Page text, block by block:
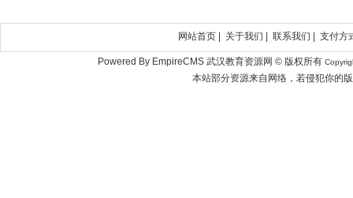
网站首页 关于我们 联系我们 支付方
Powered By EmpireCMS 武汉教育资源网 © 版权所有
本站部分资源来自网络，若侵犯你的